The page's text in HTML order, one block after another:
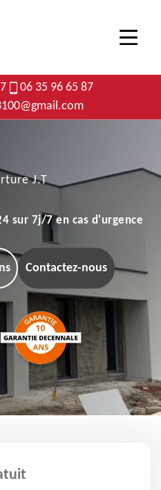
06 35 96 65 87
J.T
sur 7j/7 en cas d'urgence
Contactez-nous